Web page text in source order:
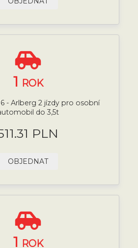
1 ROK
- Arlberg 2 jízdy pro osobní
do 3,5t
PLN
OBJEDNAT
1 ROK